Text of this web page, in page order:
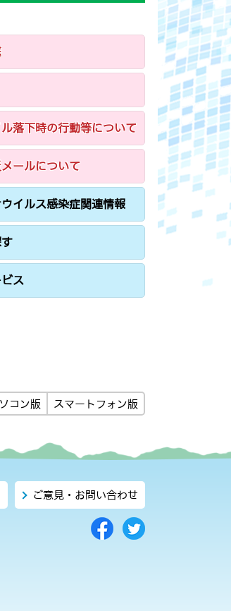
落下時の行動等について
ールについて
イルス感染症関連情報
す
ス
コン版 スマートフォン版
ご意見・お問い合わせ